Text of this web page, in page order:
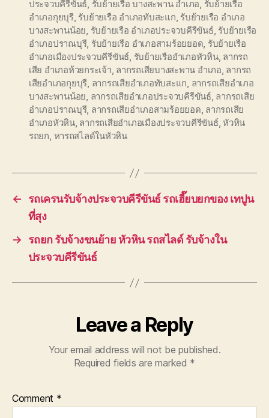
ประจวบคีรีขันธ์, รับย้ายเรือ บางสะพาน อำเภอ, รับย้ายเรือ
อำเภอกุยบุรี, รับย้ายเรือ อำเภอทับสะแก, รับย้ายเรือ อำเภอ
บางสะพานน้อย, รับย้ายเรือ อำเภอประจวบคีรีขันธ์, รับย้ายเรือ
อำเภอปราณบุรี, รับย้ายเรือ อำเภอสามร้อยยอด, รับย้ายเรือ
อำเภอเมืองประจวบคีรีขันธ์, รับย้ายเรืออำเภอหัวหิน, ลากรถ
เสีย อำเภอห้วยกระเจ้า, ลากรถเสียบางสะพาน อำเภอ, ลากรถ
เสียอำเภอกุยบุรี, ลากรถเสียอำเภอทับสะแก, ลากรถเสียอำเภอ
บางสะพานน้อย, ลากรถเสียอำเภอประจวบคีรีขันธ์, ลากรถเสีย
อำเภอปราณบุรี, ลากรถเสียอำเภอสามร้อยยอด, ลากรถเสีย
อำเภอหัวหิน, ลากรถเสียอำเภอเมืองประจวบคีรีขันธ์,หัวหิน
รถยก, หารถสไลด์ในหัวหิน
←
รถเครนรับจ้างประจวบคีรีขันธ์ รถเฮี๊ยบยกของ เทปูน
ที่สุง
→
รถยก รับจ้างขนย้าย หัวหิน รถสไลด์ รับจ้างใน
ประจวบคีรีขันธ์
Leave a Reply
Your email address will not be published.
Required fields are marked *
Comment *